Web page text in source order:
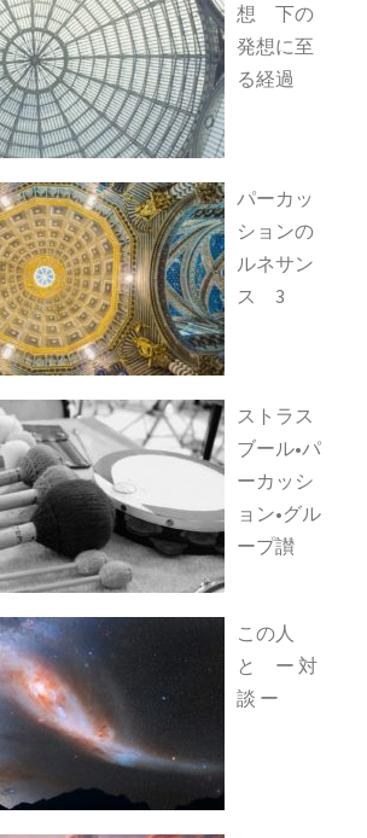
想 下の
発想に至
る経過
パーカッ
ションの
ルネサン
ス 3
ストラス
ブール•パ
ーカッシ
ョン•グル
ープ讃
この人
と ー 対
談 ー